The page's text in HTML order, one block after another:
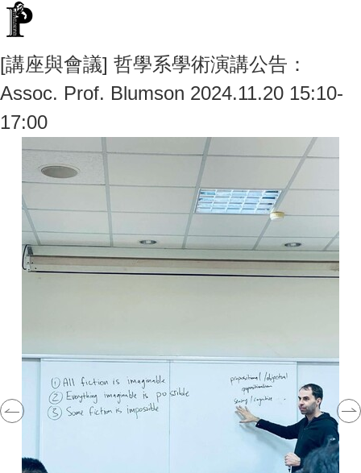
[講座與會議] 哲學系學術演講公告：
Assoc. Prof. Blumson 2024.11.20 15:10-
17:00